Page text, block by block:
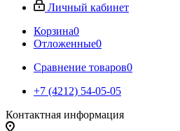
Личный кабинет
Корзина0
Отложенные0
Сравнение товаров0
+7 (4212) 54-05-05
Контактная информация